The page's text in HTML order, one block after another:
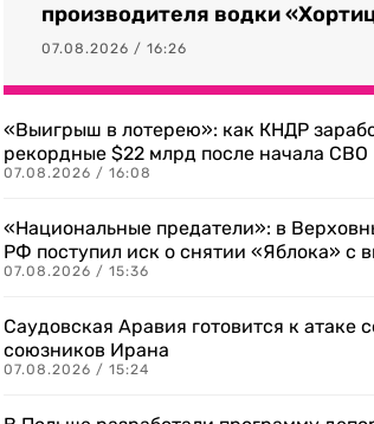
производителя водки
07.08.2026 / 16:26
«Выигрыш в лотерею»: как КНДР
рекордные $22 млрд после начала СВО
07.08.2026 / 16:08
«Национальные предатели»: в
РФ поступил иск о снятии «Яблока» с
07.08.2026 / 15:36
Саудовская Аравия готовится к атаке
союзников Ирана
07.08.2026 / 15:24